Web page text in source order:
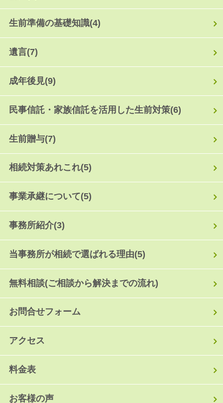
生前準備の基礎知識(4)
遺言(7)
成年後見(9)
民事信託・家族信託を活用した生前対策(6)
生前贈与(7)
相続対策あれこれ(5)
事業承継について(5)
事務所紹介(3)
当事務所が相続で選ばれる理由(5)
無料相談(ご相談から解決までの流れ)
お問合せフォーム
アクセス
料金表
お客様の声